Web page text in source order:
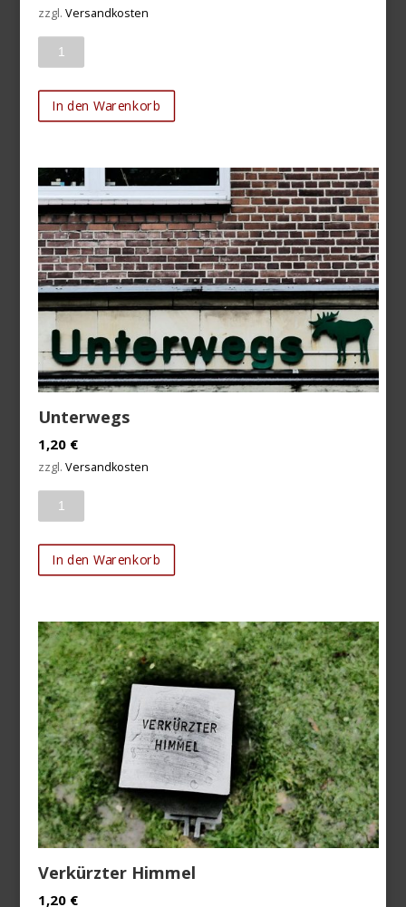
zzgl.Versandkosten
In den Warenkorb
Unterwegs
1,20 €
zzgl.Versandkosten
In den Warenkorb
Verkürzter Himmel
1,20 €